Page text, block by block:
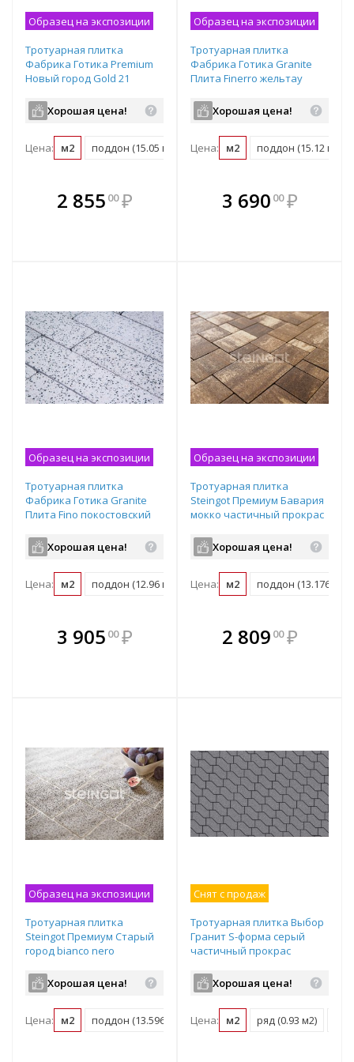
Образец на экспозиции
Тротуарная плитка
Фабрика Готика Premium
Новый город Gold 21
240/160/80х160х60 мм
Хорошая цена!
Цена: м2 поддон (15.05 м2)
2 855 00 ₽
В комплекте
всегда выгоднее!
Образец на экспозиции
Тротуарная плитка
Фабрика Готика Granite
Плита Finerro жельтау
600х300х60 мм
Хорошая цена!
Цена: м2 поддон (15.12 м2)
В комплекте
всегда выгоднее!
3 690 00 ₽
Образец на экспозиции
Тротуарная плитка
Фабрика Готика Granite
Плита Fino покостовский
600х300х80 мм
Хорошая цена!
Цена: м2 поддон (12.96 м2)
3 905 00 ₽
В комплекте
всегда выгоднее!
Образец на экспозиции
Тротуарная плитка
Steingot Премиум Бавария
мокко частичный прокрас
мм Хорошая цена!
Цена: м2 поддон (13.176 м2)
В комплекте
всегда выгоднее!
2 809 00 ₽
Образец на экспозиции
Тротуарная плитка
Steingot Премиум Старый
город bianco nero
240/200/160х160х60 мм
Хорошая цена!
Цена: м2 поддон (13.596 м2)
Снят с продаж
Тротуарная плитка Выбор
Гранит S-форма серый
частичный прокрас
Хорошая цена!
Цена: м2 ряд (0.93 м2)